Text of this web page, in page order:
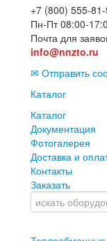
+7 (800) 555-81-
Пн-Пт 08:00-
Почта для
info@nnzto.ru
✉ Отправить
Каталог
Каталог
Документация
Фотогалерея
Доставка и
Контакты
Заказать